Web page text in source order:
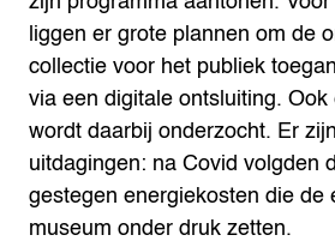
liggen er grote plannen om de
collectie voor het publiek
via een digitale ontsluiting.
wordt daarbij onderzocht. Er
uitdagingen: na Covid volgden
gestegen energiekosten die de
museum onder druk zetten.